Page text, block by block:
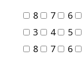
8 7 6
3
4 5
8
7 6